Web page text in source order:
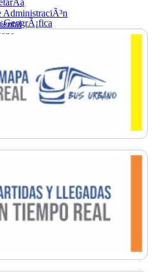
AdministraciÃ³n